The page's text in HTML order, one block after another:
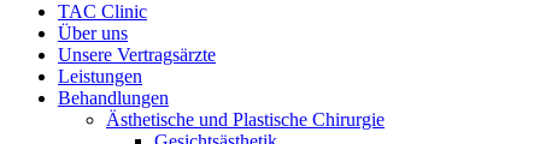
TAC Clinic
Über uns
Unsere Vertragsärzte
Leistungen
Behandlungen
Ästhetische und Plastische Chirurgie